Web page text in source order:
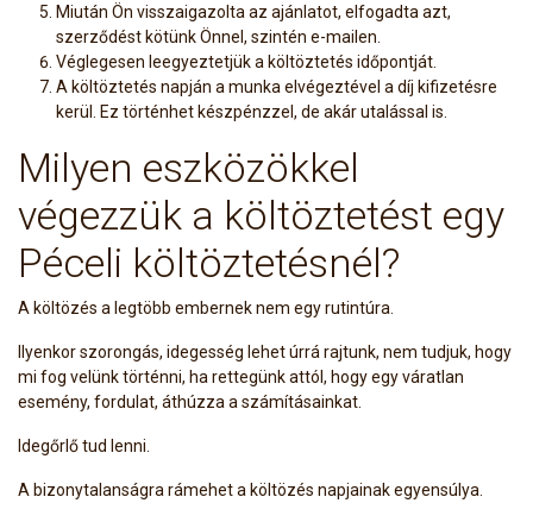
Miután Ön visszaigazolta az ajánlatot, elfogadta azt,
szerződést kötünk Önnel, szintén e-mailen.
Véglegesen leegyeztetjük a költöztetés időpontját.
A költöztetés napján a munka elvégeztével a díj kifizetésre
kerül. Ez történhet készpénzzel, de akár utalással is.
Milyen eszközökkel
végezzük a költöztetést egy
Péceli költöztetésnél?
A költözés a legtöbb embernek nem egy rutintúra.
Ilyenkor szorongás, idegesség lehet úrrá rajtunk, nem tudjuk, hogy
mi fog velünk történni, ha rettegünk attól, hogy egy váratlan
esemény, fordulat, áthúzza a számításainkat.
Idegőrlő tud lenni.
A bizonytalanságra rámehet a költözés napjainak egyensúlya.